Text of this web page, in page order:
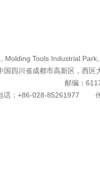
Molding Tools Industrial
国四川省成都市高新区，西区
邮编：
话：+86-028-85261977 传